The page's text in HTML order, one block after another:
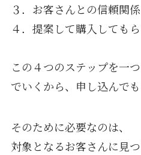
３．お客さんとの信頼関
４．提案して購入しても
この４つのステップを一
でいくから、申し込んでも
そのために必要なのは、
対象となるお客さんに見